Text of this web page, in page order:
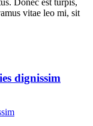
Donec est turpis,
vitae leo mi, sit
dignissim